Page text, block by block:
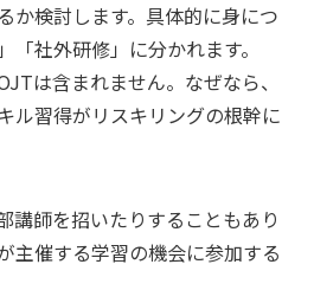
か検討します。具体的に身につ
「社外研修」に分かれます。
は含まれません。なぜなら、
ル習得がリスキリングの根幹に
講師を招いたりすることもあり
主催する学習の機会に参加する